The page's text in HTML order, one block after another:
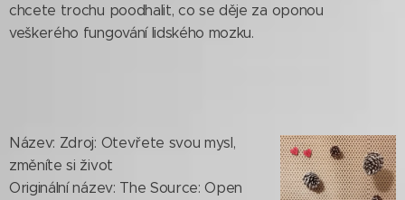
chcete trochu poodhalit, co se děje za oponou
veškerého fungování lidského mozku.
Název: Zdroj: Otevřete svou mysl,
změníte si život
Originální název: The Source: Open